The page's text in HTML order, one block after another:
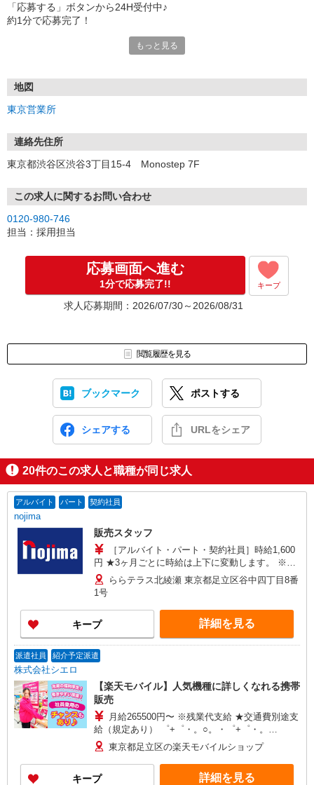
「応募する」ボタンから24H受付中♪
約1分で応募完了！
①応募から3営業日を目安に、メールorお電話でご連絡します。
★スマホでWEB面接（LINEなど）・出張面接・事務所面接と選べま
す
③面接実施（履歴書不要）
※ご希望があれば、職場見学の調整もOKです！
お気軽にご応募ください♪
もっと見る
地図
東京営業所
連絡先住所
東京都渋谷区渋谷3丁目15-4 Monostep 7F
この求人に関するお問い合わせ
0120-980-746
担当：採用担当
応募画面へ進む
1分で応募完了!! キープ
求人応募期間：2026/07/30～2026/08/31
閲覧履歴を見る
ブックマーク ポストする
シェアする URLをシェア
20件のこの求人と職種が同じ求人
アルバイト パート 契約社員
nojima
販売スタッフ
［アルバイト・パート・契約社員］時給1,600
円 ★3ヶ月ごとに時給は上下に変動します。 ※2
年目以降は6か月ごとに昇給チャンスあり （時給
変動制）
ららテラス北綾瀬 東京都足立区谷中四丁目8番
1号
キープ 詳細を見る
派遣社員 紹介予定派遣
株式会社シエロ
【楽天モバイル】人気機種に詳しくなれる携帯
販売
月給265500円〜 ※残業代支給 ★交通費別途支
給（規定あり） ゜+゜・。○。・゜+゜・。
○。・゜+゜ 入社祝い金10万円支給(規定有) お友達
を紹介頂くと, インセンティブ支給(規定有) ゜・。
○。・゜+゜・。○。・゜+゜
東京都足立区の楽天モバイルショップ
キープ 詳細を見る